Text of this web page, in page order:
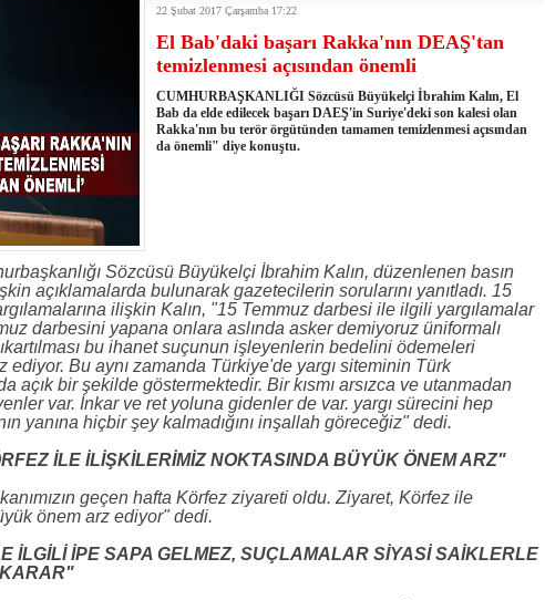
- Canan Uçar projelerini açıkladı
- Uçar: Çılgın projem şehri Mehmet Sekmen'den kurtarmak!
- AK Parti'de sıra belediye meclis üyesi adaylarında
- CHP'nin İstanbul'da 11 ilçe adayı daha belli oldu
CHP'nin Ümraniye adayı Aykut Erdoğdu oldu
Gürsel Tekin CHP'den istifa etti
Parti'de ön seçim tamamlandı: Erzurum'da 4 ilçede sandığa gidildi
22 Şubat 2017 Çarşamba 17:22
El Bab'daki başarı Rakka'nın DEAŞ'tan
temizlenmesi açısından önemli
CUMHURBAŞKANLIĞI Sözcüsü Büyükelçi İbrahim Kalın, El
Bab da elde edilecek başarı DAEŞ'in Suriye'deki son kalesi olan
Rakka'nın bu terör örgütünden tamamen temizlenmesi açısından
da önemli" diye konuştu.
Sözcüsü Büyükelçi İbrahim Kalın, düzenlenen basın
açıklamalarda bulunarak gazetecilerin sorularını yanıtladı. 15
ilişkin Kalın, "15 Temmuz darbesi ile ilgili yargılamalar
darbesini yapana onlara aslında asker demiyoruz üniformalı
bu ihanet suçunun işleyenlerin bedelini ödemeleri
ediyor. Bu aynı zamanda Türkiye'de yargı siteminin Türk
açık bir şekilde göstermektedir. Bir kısmı arsızca ve utanmadan
var. İnkar ve ret yoluna gidenler de var. yargı sürecini hep
yanına hiçbir şey kalmadığını inşallah göreceğiz" dedi.
İLE İLİŞKİLERİMİZ NOKTASINDA BÜYÜK ÖNEM ARZ"
geçen hafta Körfez ziyareti oldu. Ziyaret, Körfez ile
önem arz ediyor" dedi.
İLGİLİ İPE SAPA GELMEZ, SUÇLAMALAR SİYASİ SAİKLERLE